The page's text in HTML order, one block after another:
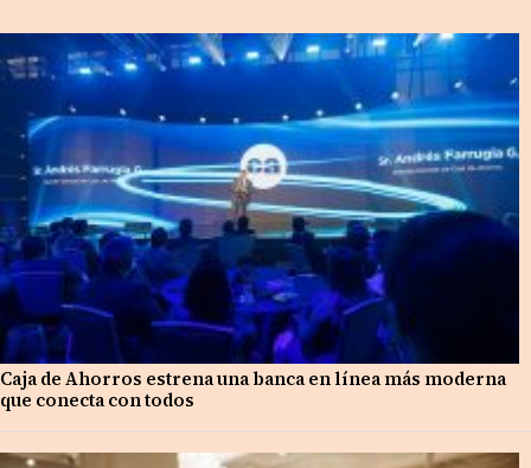
Caja de Ahorros estrena una banca en línea más moderna
que conecta con todos